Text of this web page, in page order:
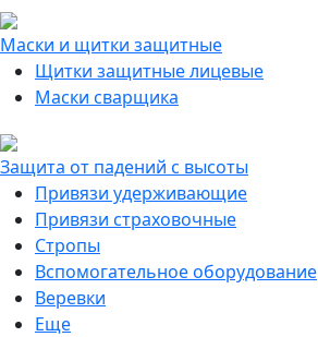
Маски и щитки защитные
Щитки защитные лицевые
Маски сварщика
Защита от падений с высоты
Привязи удерживающие
Привязи страховочные
Стропы
Вспомогательное оборудование
Веревки
Еще